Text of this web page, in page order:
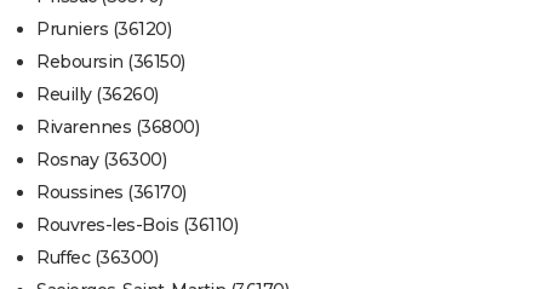
Pruniers (36120)
Reboursin (36150)
Reuilly (36260)
Rivarennes (36800)
Rosnay (36300)
Roussines (36170)
Rouvres-les-Bois (36110)
Ruffec (36300)